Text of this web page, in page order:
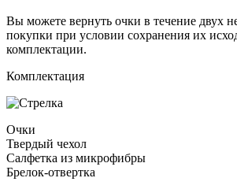
Вы можете вернуть очки в течение двух
покупки при условии сохранения их
комплектации.
Комплектация
Очки
Твердый чехол
Салфетка из микрофибры
Брелок-отвертка